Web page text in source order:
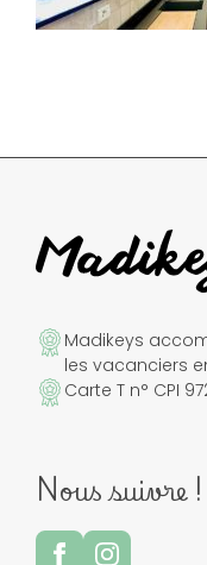
Madikeys
les vacanciers
Carte T n° CPI
Nous suivre !